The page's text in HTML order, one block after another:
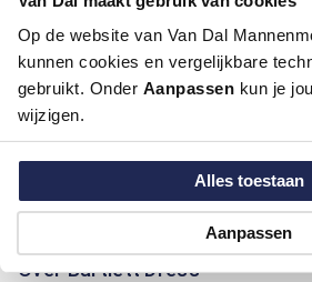
Op de website van Van Dal
kunnen cookies en vergelijkbare
gebruikt. Onder Aanpassen kun je
wijzigen.
Alles toestaan
Aanpassen
professionaliteit uit. Bovendien is het
betekent dat je er altijd verzorgd uitziet
stretchstof zorgt daarnaast voor
bewegingsvrijheid. Of je nu een
uit eten gaat: dit overhemd biedt altijd
Maatinformatie
Over Bartlett Dress